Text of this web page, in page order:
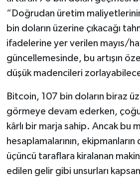
“Doğrudan üretim
bin doların üzerine çıkacağı
ifadelerine yer verilen mayıs/
güncellemesinde, bu artışın
düşük madencileri
Bitcoin, 107 bin doların biraz
görmeye devam ederken,
kârlı bir marja sahip. Ancak bu
hesaplamalarının,
üçüncü taraflara kiralanan
edilen gelir gibi unsurları